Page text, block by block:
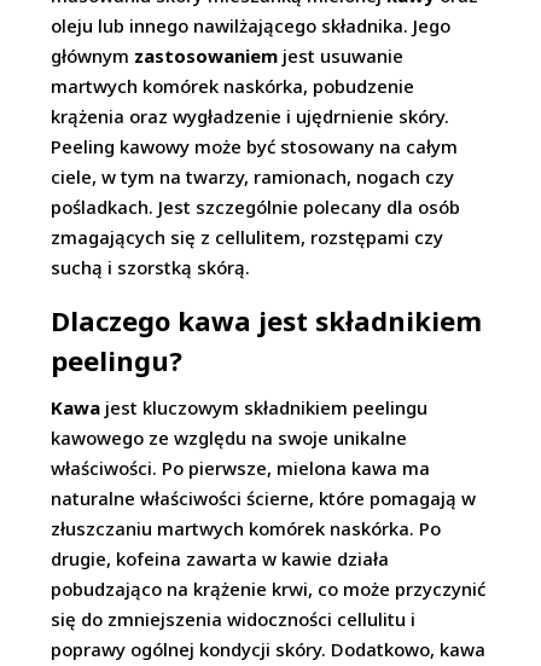
oleju lub innego nawilżającego składnika. Jego
głównym zastosowaniem jest usuwanie
martwych komórek naskórka, pobudzenie
krążenia oraz wygładzenie i ujędrnienie skóry.
Peeling kawowy może być stosowany na całym
ciele, w tym na twarzy, ramionach, nogach czy
pośladkach. Jest szczególnie polecany dla osób
zmagających się z cellulitem, rozstępami czy
suchą i szorstką skórą.
Dlaczego kawa jest składnikiem
peelingu?
Kawa jest kluczowym składnikiem peelingu
kawowego ze względu na swoje unikalne
właściwości. Po pierwsze, mielona kawa ma
naturalne właściwości ścierne, które pomagają w
złuszczaniu martwych komórek naskórka. Po
drugie, kofeina zawarta w kawie działa
pobudzająco na krążenie krwi, co może przyczynić
się do zmniejszenia widoczności cellulitu i
poprawy ogólnej kondycji skóry. Dodatkowo, kawa